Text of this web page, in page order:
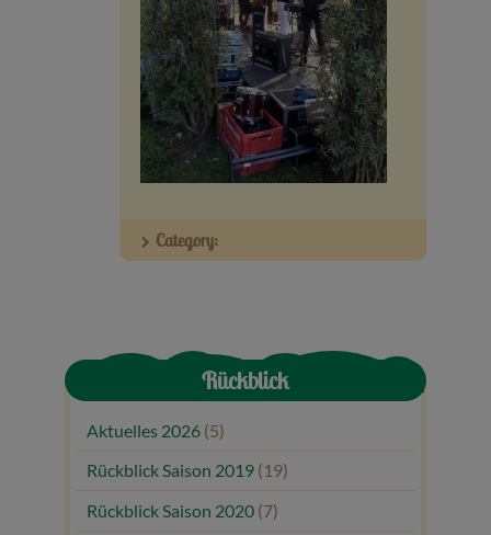
Veranstaltungen
Baumpaten
Kontakt
Category:
Rückblick
Aktuelles 2026 (5)
Rückblick Saison 2019 (19)
Rückblick Saison 2020 (7)